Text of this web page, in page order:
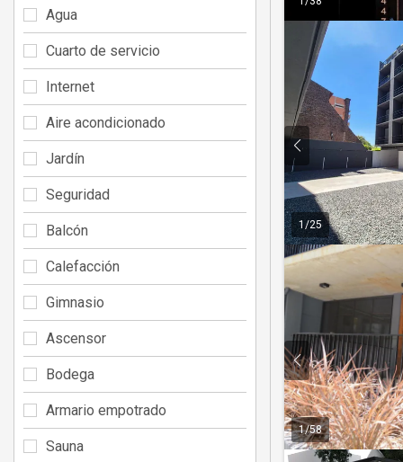
1 /25
1/58
Agua
Cuarto de servicio
Internet
Aire acondicionado
Jardín
Seguridad
Balcón
Calefacción
Gimnasio
Ascensor
Bodega
Armario empotrado
Sauna